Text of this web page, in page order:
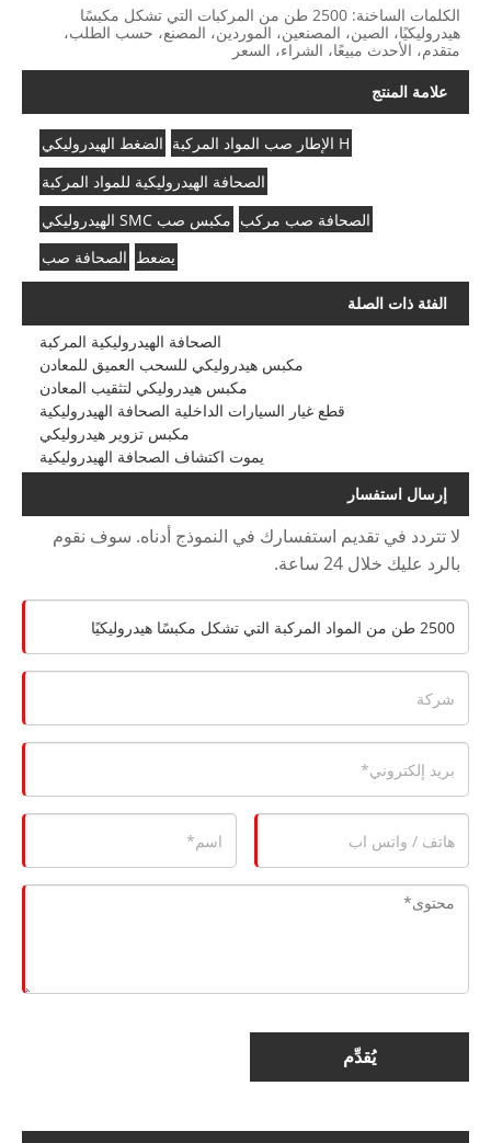
الكلمات الساخنة: 2500 طن من المركبات التي تشكل مكبسًا
هيدروليكيًا، الصين، المصنعين، الموردين، المصنع، حسب الطلب،
متقدم، الأحدث مبيعًا، الشراء، السعر
علامة المنتج
الضغط الهيدروليكي
H الإطار صب المواد المركبة
الصحافة الهيدروليكية للمواد المركبة
مكبس صب SMC الهيدروليكي الصحافة صب مركب
الصحافة صب يضعط
الفئة ذات الصلة
الصحافة الهيدروليكية المركبة
مكبس هيدروليكي للسحب العميق للمعادن
مكبس هيدروليكي لتثقيب المعادن
قطع غيار السيارات الداخلية الصحافة الهيدروليكية
مكبس تزوير هيدروليكي
يموت اكتشاف الصحافة الهيدروليكية
إرسال استفسار
لا تتردد في تقديم استفسارك في النموذج أدناه. سوف نقوم
بالرد عليك خلال 24 ساعة.
يُقدِّم